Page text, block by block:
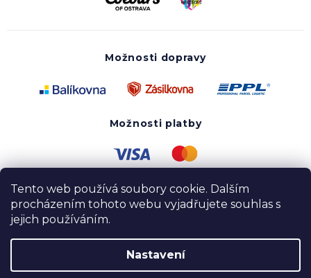
Tento web používá soubory cookie. Dalším
procházením tohoto webu vyjadřujete souhlas s
jejich používáním.
Nastavení
Možnosti dopravy
Možnosti platby
Copyright 2020 - 2026 UTOPY wear. Všechna práva